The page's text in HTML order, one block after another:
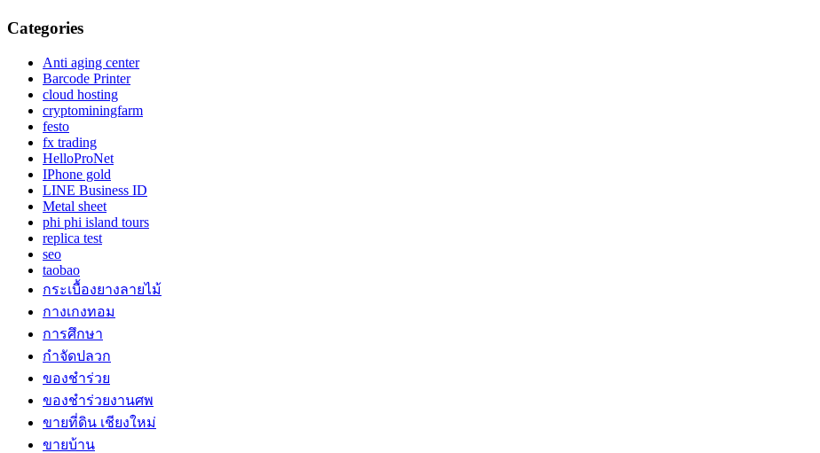
Categories
Anti aging center
Barcode Printer
cloud hosting
cryptominingfarm
festo
fx trading
HelloProNet
IPhone gold
LINE Business ID
Metal sheet
phi phi island tours
replica test
seo
taobao
กระเบื้องยางลายไม้
กางเกงทอม
การศึกษา
กำจัดปลวก
ของชำร่วย
ของชำร่วยงานศพ
ขายที่ดิน เชียงใหม่
ขายบ้าน